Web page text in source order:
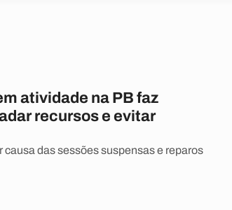
atividade na PB faz
recursos e evitar
das sessões suspensas e reparos